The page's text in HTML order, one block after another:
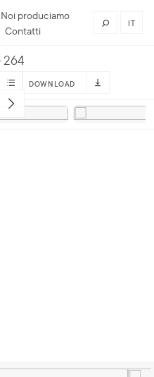
Noi produciamo
Contatti
IT
264
DOWNLOAD